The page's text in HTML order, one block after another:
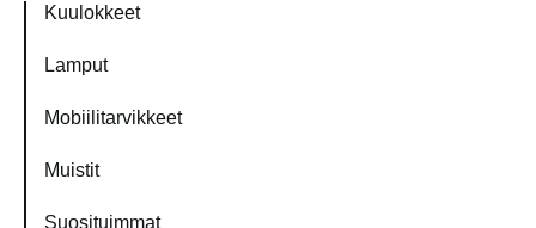
Kuulokkeet
Lamput
Mobiilitarvikkeet
Muistit
Suosituimmat